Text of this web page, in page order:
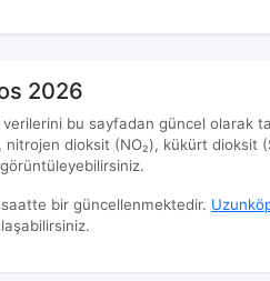
2026
bu sayfadan güncel olarak
dioksit (NO₂), kükürt dioksit
bir güncellenmektedir.